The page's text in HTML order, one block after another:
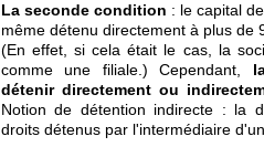
La seconde condition : le capital
même détenu directement à plus de
(En effet, si cela était le cas, la
comme une filiale.) Cependant,
détenir directement ou
Notion de détention indirecte : la
droits détenus par l'intermédiaire